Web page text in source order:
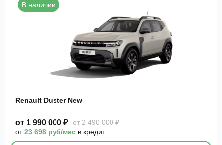
В наличии
Renault Duster New
от 1 990 000 ₽
от 2 490 000 ₽
от23 698 руб/мес в кредит